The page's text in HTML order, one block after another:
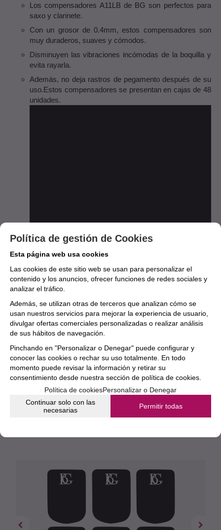
Los compensadores A11LB de BG son perfectos para
saxo y clarinete.
Con un grosor de 0.4mm, estos compensadores son
muy duraderos, suaves y cómodos.
Disminuyen las vibraciones incómodas de la boquilla y
evita rayarla.
Además, no deja rastros de pegamento después de su
uso.Estos compensadores se presentan en cajas de 48
unidades.
INSTRUMENTO
Clarinete
MARCA
BG
Aún no existen valoraciones para este
producto.
Política de gestión de Cookies
Esta página web usa cookies
Las cookies de este sitio web se usan para personalizar el
contenido y los anuncios, ofrecer funciones de redes sociales y
analizar el tráfico.
Además, se utilizan otras de terceros que analizan cómo se
usan nuestros servicios para mejorar la experiencia de usuario,
divulgar ofertas comerciales personalizadas o realizar análisis
de sus hábitos de navegación.
Pinchando en "Personalizar o Denegar" puede configurar y
conocer las cookies o rechar su uso totalmente. En todo
momento puede revisar la información y retirar su
consentimiento desde nuestra sección de política de cookies.
Política de cookiesPersonalizar o Denegar
Continuar solo con las
necesarias
Permitir todas